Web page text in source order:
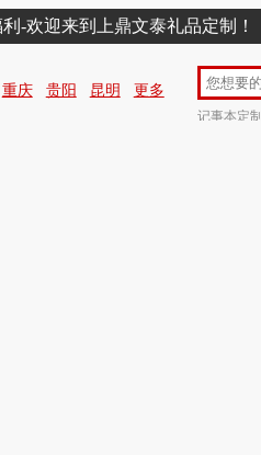
-欢迎来到上鼎文泰礼品定制！
重庆 贵阳 昆明 更多
记事本定制